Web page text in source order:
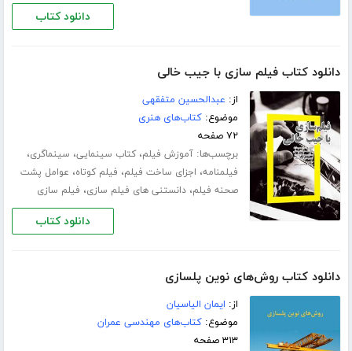
دانلود کتاب
دانلود کتاب فیلم سازی با جیب خالی
از: عبدالحسین متفقهی
موضوع:کتاب‌های هنری
۷۲ صفحه
برچسب‌ها:آموزش فیلم،کتاب سینمایی، سینماگری،
فیلمنامه، اجزای ساخت فیلم، فیلم کوتاه، عوامل پشت
صحنه فیلم،دانستنی های فیلم سازی، فیلم سازی
دانلود کتاب
دانلود کتاب روش‌های نوین پلسازی
از: ایمان الیاسیان
موضوع:کتاب‌های مهندسی عمران
۳۱۳ صفحه